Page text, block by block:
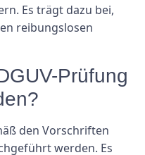
Es trägt dazu bei,
reibungslosen
Prüfung
den Vorschriften
werden. Es